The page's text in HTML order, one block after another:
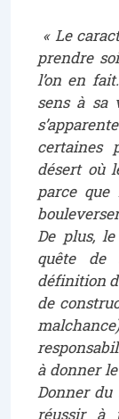
« Le
prendre
l’on en
sens à sa
certaines
désert où
parce
De plus,
quête de
définition
de
à donner
Donner du
réussir à